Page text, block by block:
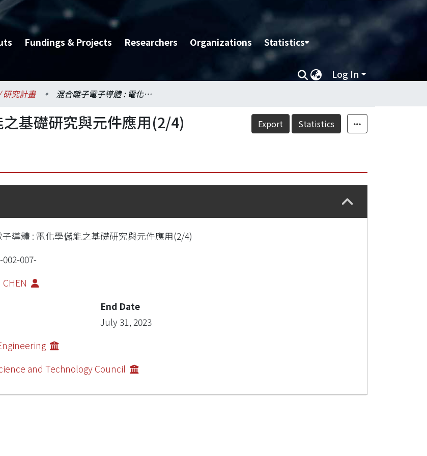
Fundings & Projects Researchers Organizations Statistics
Log In
究計畫 混合離子電子導體 : 電化學儲能之基礎研究與元件應用(2/4)
Export Statistics
基礎研究與元件應用(2/4)
導體 : 電化學儲能之基礎研究與元件應用(2/4)
002-007-
End Date
July 31, 2023
and Technology Council